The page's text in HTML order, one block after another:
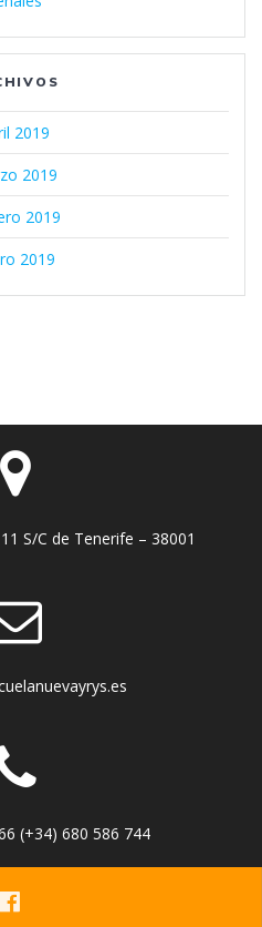
2019
2019
2019
2019
S/C de Tenerife – 38001
(+34) 680 586 744